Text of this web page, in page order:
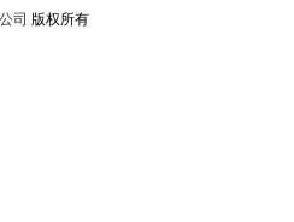
司 版权所有